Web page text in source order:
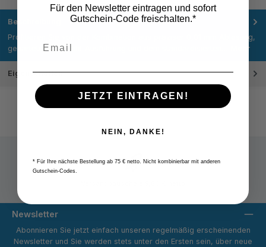
Beschreibung
Profitieren Sie von der Kombination aus präziser 0,01 mm Ablesung,
gehärteter Edelstahl-Ausführung und dem standardisierten…
Mehr
Eigenschaften
Newsletter
Abonnieren Sie jetzt einfach unseren regelmäßig erscheinenden
Newsletter und Sie werden stets unter den Ersten sein, über neue
Für den Newsletter eintragen und sofort
Gutschein-Code freischalten.*
JETZT EINTRAGEN!
NEIN, DANKE!
* Für Ihre nächste Bestellung ab 75 € netto. Nicht kombinierbar mit anderen
Gutschein-Codes.